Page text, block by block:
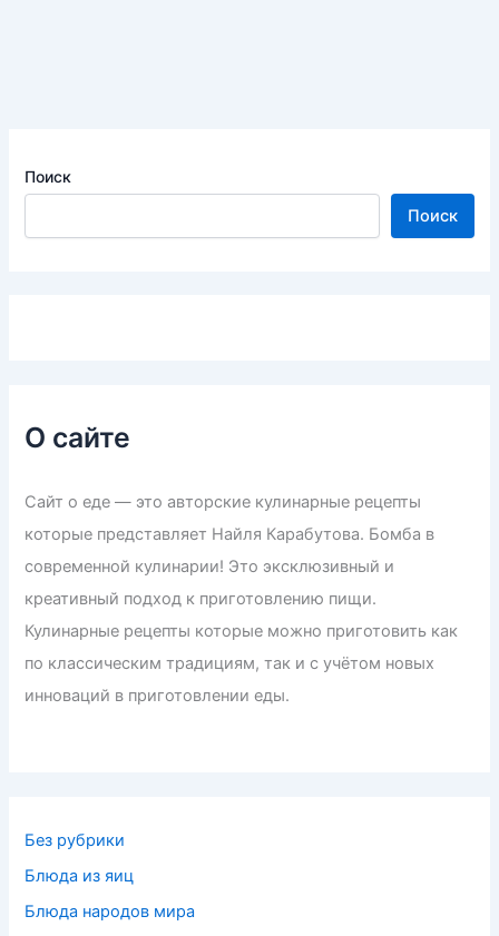
Поиск
Поиск
О сайте
Сайт о еде — это авторские кулинарные рецепты
которые представляет Найля Карабутова. Бомба в
современной кулинарии! Это эксклюзивный и
креативный подход к приготовлению пищи.
Кулинарные рецепты которые можно приготовить как
по классическим традициям, так и с учётом новых
инноваций в приготовлении еды.
Без рубрики
Блюда из яиц
Блюда народов мира